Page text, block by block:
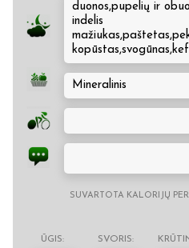
duonos,pupelių ir
indelis
Mineralinis
SUVARTOTA KALORIJŲ
ŪGIS: SVORIS: